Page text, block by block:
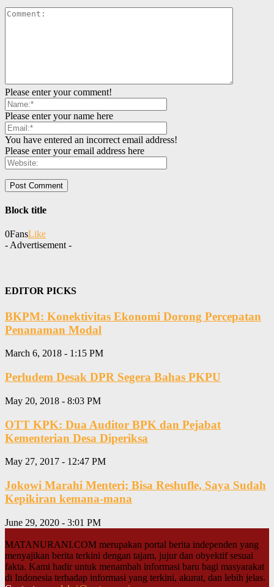
Please enter your comment!
Please enter your name here
You have entered an incorrect email address!
Please enter your email address here
Block title
0FansLike
- Advertisement -
EDITOR PICKS
BKPM: Konektivitas Ekonomi Dorong Percepatan
Penanaman Modal
March 6, 2018 - 1:15 PM
Perludem Desak DPR Segera Bahas PKPU
May 20, 2018 - 8:03 PM
OTT KPK: Dua Auditor BPK dan Pejabat
Kementerian Desa Diperiksa
May 27, 2017 - 12:47 PM
Jokowi Marahi Menteri; Bisa Reshufle, Saya Sudah
Kepikiran kemana-mana
June 29, 2020 - 3:01 PM
MATANURANI.COM merupakan portal berita independen yang
menyajikan berita terkini dengan tajam, jujur dan obyektif sesuai
fakta. Kami hadir untuk menambah informasi baru bagi masyarakat
di Indonesia terhadap informasi yang terkini, akurat, dan lebih jelas.